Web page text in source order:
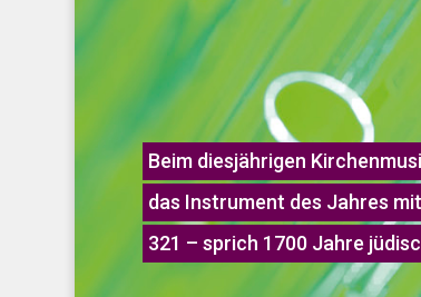
Beim diesjährigen
das Instrument des Jahres
321 – sprich 1700 Jahre